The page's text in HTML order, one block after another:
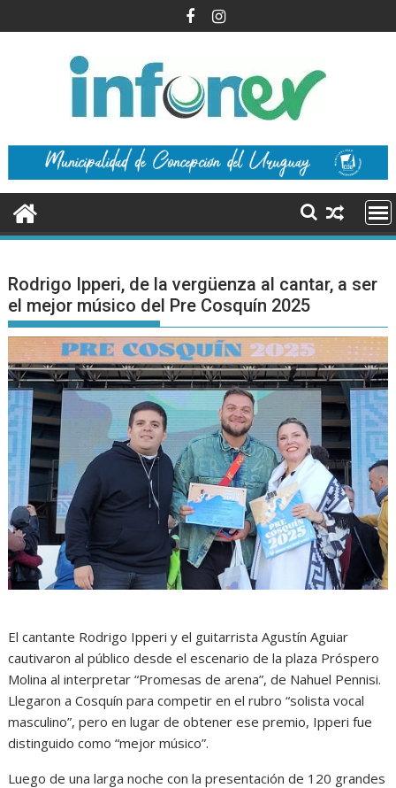
al
Rodrigo Ipperi, de la vergüenza al cantar, a ser
el mejor músico del Pre Cosquín 2025
El cantante Rodrigo Ipperi y el guitarrista Agustín Aguiar
cautivaron al público desde el escenario de la plaza Próspero
Molina al interpretar “Promesas de arena”, de Nahuel Pennisi.
Llegaron a Cosquín para competir en el rubro “solista vocal
masculino”, pero en lugar de obtener ese premio, Ipperi fue
distinguido como “mejor músico”.
Luego de una larga noche con la presentación de 120 grandes